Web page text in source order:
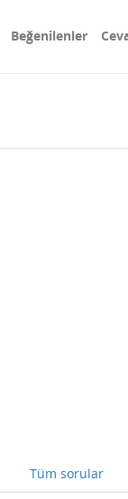
Beğenilenler
Tüm sorular